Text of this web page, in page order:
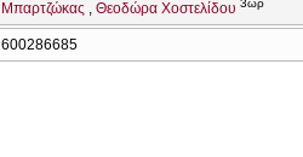
Μπαρτζώκας
Θεοδώρα Χοστελίδου 3ωρ
600286685